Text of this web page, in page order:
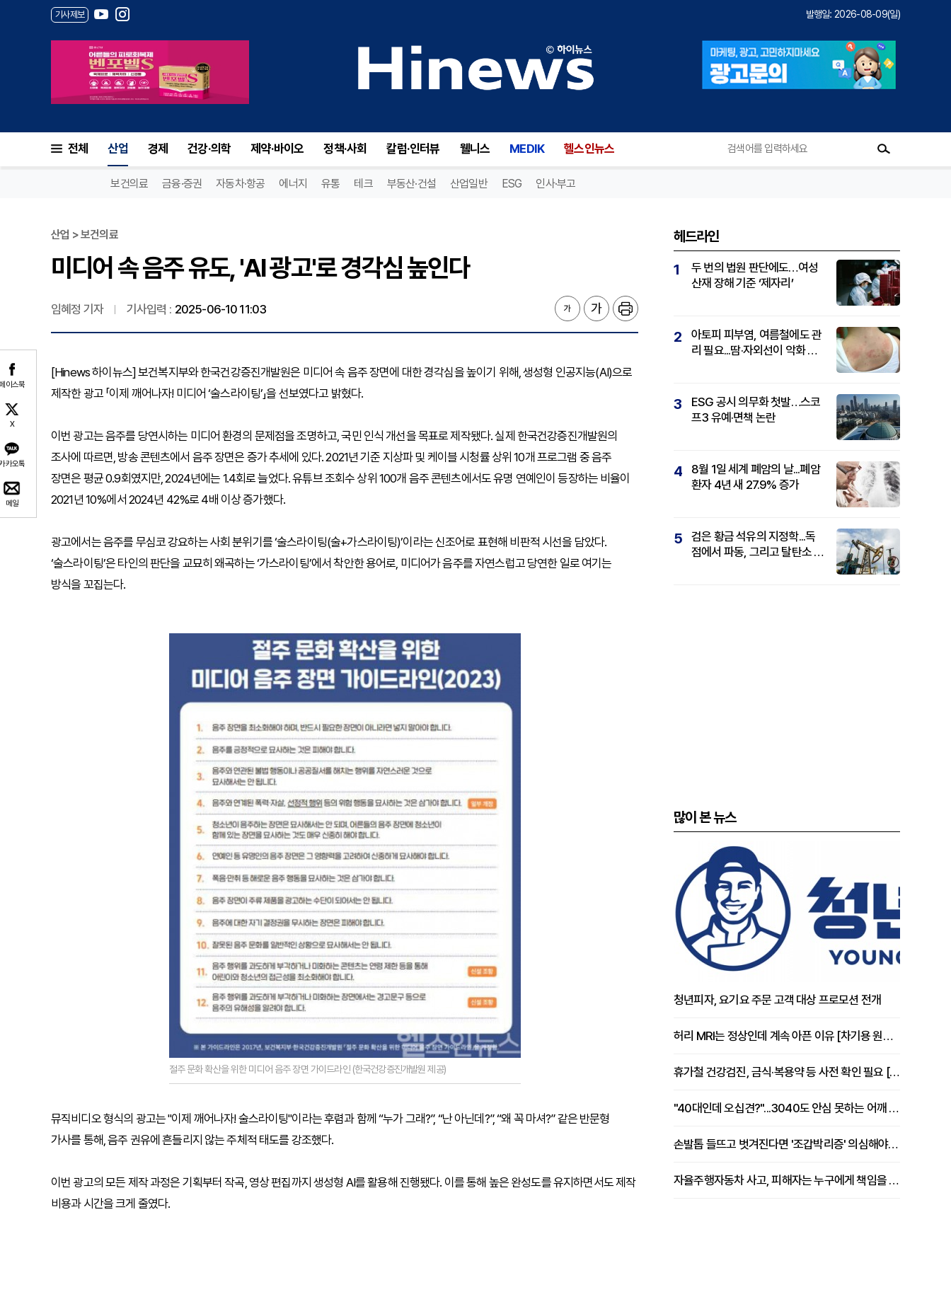
기사제보 발행일: 2026-08-09(일)
전체 산업 경제 건강·의학 제약·바이오 정책·사회 칼럼·인터뷰 웰니스 MEDIK 헬스인뉴스
보건의료 금융·증권 자동차·항공 에너지 유통 테크 부동산·건설 산업일반 ESG 인사·부고
이스북
X
카오톡
메일
산업 > 보건의료
미디어 속 음주 유도, 'AI 광고'로 경각심 높인다
임혜정 기자 기사입력 : 2025-06-10 11:03
[Hinews 하이뉴스] 보건복지부와 한국건강증진개발원은 미디어 속 음주 장면에 대한 경각심을 높이기 위해, 생성형 인공지능(AI)으로
제작한 광고 「이제 깨어나자! 미디어 ‘술스라이팅’」을 선보였다고 밝혔다.
이번 광고는 음주를 당연시하는 미디어 환경의 문제점을 조명하고, 국민 인식 개선을 목표로 제작됐다. 실제 한국건강증진개발원의
조사에 따르면, 방송 콘텐츠에서 음주 장면은 증가 추세에 있다. 2021년 기준 지상파 및 케이블 시청률 상위 10개 프로그램 중 음주
장면은 평균 0.9회였지만, 2024년에는 1.4회로 늘었다. 유튜브 조회수 상위 100개 음주 콘텐츠에서도 유명 연예인이 등장하는 비율이
2021년 10%에서 2024년 42%로 4배 이상 증가했다.
광고에서는 음주를 무심코 강요하는 사회 분위기를 ‘술스라이팅(술+가스라이팅)’이라는 신조어로 표현해 비판적 시선을 담았다.
‘술스라이팅’은 타인의 판단을 교묘히 왜곡하는 ‘가스라이팅’에서 착안한 용어로, 미디어가 음주를 자연스럽고 당연한 일로 여기는
방식을 꼬집는다.
절주 문화 확산을 위한 미디어 음주 장면 가이드라인 (한국건강증진개발원 제공)
뮤직비디오 형식의 광고는 "이제 깨어나자! 술스라이팅"이라는 후렴과 함께 “누가 그래?”, “난 아닌데?”, “왜 꼭 마셔?” 같은 반문형
가사를 통해, 음주 권유에 흔들리지 않는 주체적 태도를 강조했다.
이번 광고의 모든 제작 과정은 기획부터 작곡, 영상 편집까지 생성형 AI를 활용해 진행됐다. 이를 통해 높은 완성도를 유지하면서도 제작
비용과 시간을 크게 줄였다.
헤드라인
1
두 번의 법원 판단에도…여성
산재 장해 기준 ‘제자리’
2
아토피 피부염, 여름철에도 관
리 필요...땀·자외선이 악화 요
3
ESG 공시 의무화 첫발…스코
프3 유예·면책 논란
4
8월 1일 세계 폐암의 날...폐암
환자 4년 새 27.9% 증가
5
검은 황금 석유의 지정학...독
점에서 파동, 그리고 탈탄소 패
많이 본 뉴스
청년피자, 요기요 주문 고객 대상 프로모션 전개
허리 MRI는 정상인데 계속 아픈 이유 [차기용 원장 칼럼]
휴가철 건강검진, 금식·복용약 등 사전 확인 필요 [정도감 원장 칼럼]
"40대인데 오십견?"...3040도 안심 못하는 어깨 유착성 관절낭염
손발톱 들뜨고 벗겨진다면 '조갑박리증' 의심해야 [김철윤 원장 칼럼]
자율주행자동차 사고, 피해자는 누구에게 책임을 물을 수 있을까